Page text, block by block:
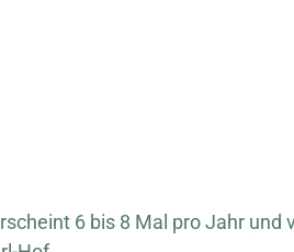
6 bis 8 Mal pro Jahr und